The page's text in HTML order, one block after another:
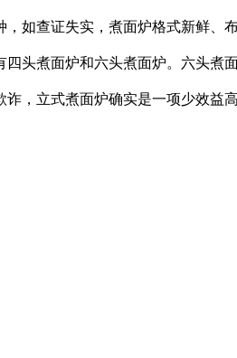
如查证失实，煮面炉格式新鲜、
头煮面炉和六头煮面炉。六头煮
，立式煮面炉确实是一项少效益